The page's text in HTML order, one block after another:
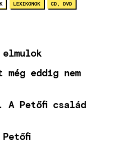
LEXIKONOK CD, DVD
eddig nem
A Petőfi család